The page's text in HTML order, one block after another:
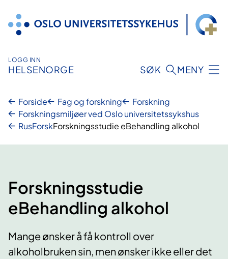
innhold
LOGG INN
HELSENORGE SØK MENY
Forside Fag og forskning
Forskning
Forskningsmiljøer ved Oslo universitetssykshus
RusForskForskningsstudie eBehandling alkohol
Forskningsstudie
eBehandling alkohol
Mange ønsker å få kontroll over
alkoholbruken sin, men ønsker ikke eller det